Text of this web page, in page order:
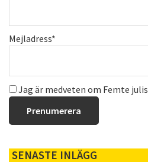
Mejladress*
Jag är medveten om Femte julis
SENASTE INLÄGG